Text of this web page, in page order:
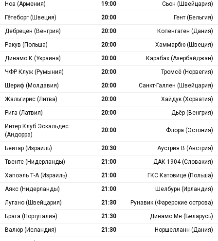
Ноа (Армения)
19:00
Сьон (Швейцария)
Гётеборг (Швеция)
20:00
Гент (Бельгия)
Дебрецен (Венгрия)
20:00
Копенгаген (Дания)
Ракув (Польша)
20:00
Хаммарбю (Швеция)
Динамо К (Украина)
20:00
Карабах (Азербайджан)
ЧФР Клуж (Румыния)
20:00
Тромсё (Норвегия)
Шериф (Молдавия)
20:00
Санкт-Галлен (Швейцария)
Жальгирис (Литва)
20:00
Хайдук (Хорватия)
Рига (Латвия)
20:00
Дьёр (Венгрия)
Интер Клуб Эскальдес
(Андорра)
20:00 Флора (Эстония)
Бейтар (Израиль) 20:30
Аустрия В (Австрия)
Твенте (Нидерланды)
21:00
ДАК 1904 (Словакия)
Хапоэль Т-А (Израиль)
21:00
ГКС Катовице (Польша)
Аякс (Нидерланды)
21:00
Шелбурн (Ирландия)
Лугано (Швейцария)
21:30
Рунавик (Фарерские острова)
Брага (Португалия)
21:30
Динамо Мн (Беларусь)
Валюр (Исландия)
21:30
Норшелланн (Дания)